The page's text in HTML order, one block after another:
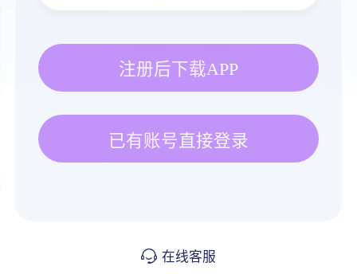
注册后下载APP
已有账号直接登录
在线客服